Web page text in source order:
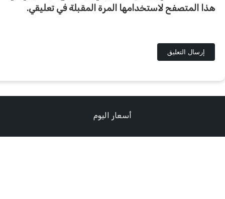
هذا المتصفح لاستخدامها المرة المقبلة في تعليقي.
أسعار اليوم